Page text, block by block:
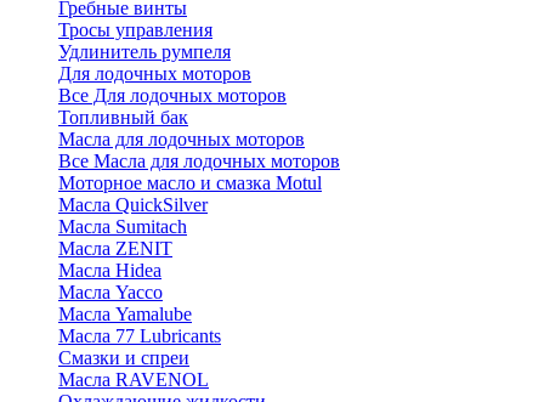
Гребные винты
Тросы управления
Удлинитель румпеля
Для лодочных моторов
Все Для лодочных моторов
Топливный бак
Масла для лодочных моторов
Все Масла для лодочных моторов
Моторное масло и смазка Motul
Масла QuickSilver
Масла Sumitach
Масла ZENIT
Масла Hidea
Масла Yacco
Масла Yamalube
Масла 77 Lubricants
Смазки и спреи
Масла RAVENOL